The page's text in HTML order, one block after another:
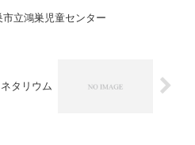
市立鴻巣児童センター
タリウム